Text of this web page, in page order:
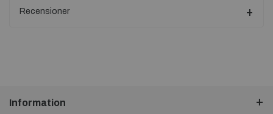
Recensioner
Information